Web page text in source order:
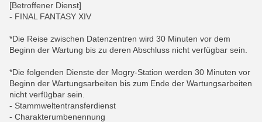
[Betroffener Dienst]
- FINAL FANTASY XIV
*Die Reise zwischen Datenzentren wird 30 Minuten vor dem
Beginn der Wartung bis zu deren Abschluss nicht verfügbar sein.
*Die folgenden Dienste der Mogry-Station werden 30 Minuten vor
Beginn der Wartungsarbeiten bis zum Ende der Wartungsarbeiten
nicht verfügbar sein.
- Stammweltentransferdienst
- Charakterumbenennung